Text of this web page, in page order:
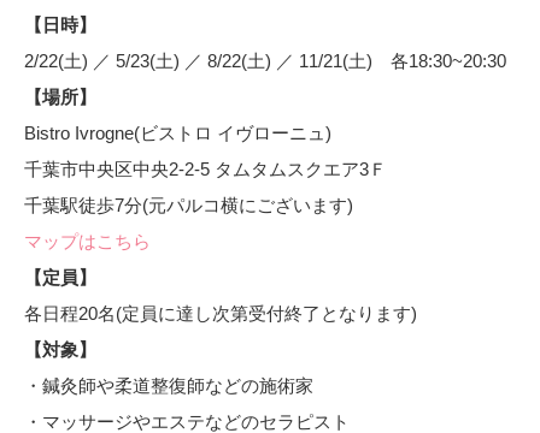
【日時】
2/22(土) ／ 5/23(土) ／ 8/22(土) ／ 11/21(土) 各18:30~20:30
【場所】
Bistro Ivrogne(ビストロ イヴローニュ)
千葉市中央区中央2-2-5 タムタムスクエア3Ｆ
千葉駅徒歩7分(元パルコ横にございます)
マップはこちら
【定員】
各日程20名(定員に達し次第受付終了となります)
【対象】
・鍼灸師や柔道整復師などの施術家
・マッサージやエステなどのセラピスト